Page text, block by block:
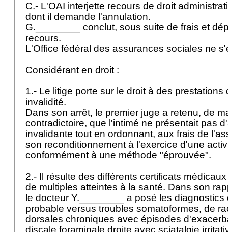
C.- L'OAI interjette recours de droit
dont il demande l'annulation.
G.________ conclut, sous suite de frais et
recours.
L'Office fédéral des assurances sociales ne
Considérant en droit :
1.- Le litige porte sur le droit à des prestations
invalidité.
Dans son arrêt, le premier juge a retenu, de
contradictoire, que l'intimé ne présentait pas
invalidante tout en ordonnant, aux frais de
son reconditionnement à l'exercice d'une
conformément à une méthode "éprouvée".
2.- Il résulte des différents certificats
de multiples atteintes à la santé. Dans son
le docteur Y.________ a posé les
probable versus troubles somatoformes, de
dorsales chroniques avec épisodes
discale foraminale droite avec sciatalgie